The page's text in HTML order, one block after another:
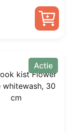
prijs
is:
Actie